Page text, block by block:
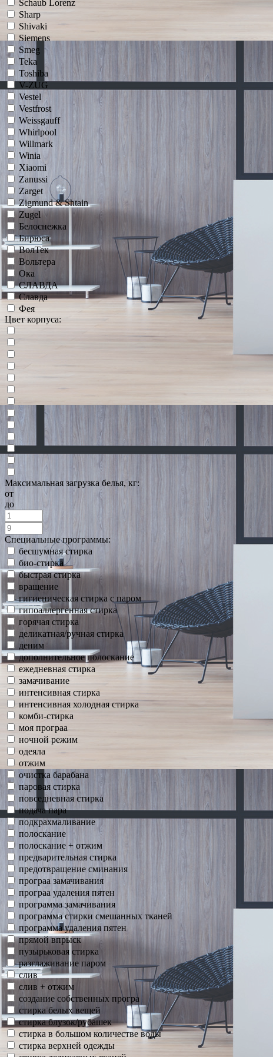
Schaub Lorenz
Sharp
Shivaki
Siemens
Smeg
Teka
Toshiba
V-ZUG
Vestel
Vestfrost
Weissgauff
Whirlpool
Willmark
Winia
Xiaomi
Zanussi
Zarget
Zigmund & Shtain
Zugel
Белоснежка
Бирюса
ВолТек
Вольтера
Ока
СЛАВДА
Славда
Фея
Цвет корпуса:
Максимальная загрузка белья, кг:
от
до
Специальные программы:
бесшумная стирка
био-стирка
быстрая стирка
вращение
гигиеническая стирка с паром
гипоаллергенная стирка
горячая стирка
деликатная/ручная стирка
деним
дополнительное полоскание
ежедневная стирка
замачивание
интенсивная стирка
интенсивная холодная стирка
комби-стирка
моя програа
ночной режим
одеяла
отжим
очистка барабана
паровая стирка
повседневная стирка
подача пара
подкрахмаливание
полоскание
полоскание + отжим
предварительная стирка
предотвращение сминания
програа замачивания
програа удаления пятен
программа замачивания
программа стирки смешанных тканей
программа удаления пятен
прямой впрыск
пузырьковая стирка
разглаживание паром
слив
слив + отжим
создание собственных програ
стирка белых вещей
стирка блузок/рубашек
стирка в большом количестве воды
стирка верхней одежды